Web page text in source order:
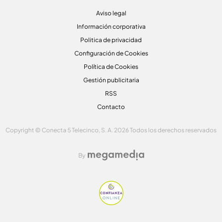
Aviso legal
Información corporativa
Politica de privacidad
Configuración de Cookies
Política de Cookies
Gestión publicitaria
RSS
Contacto
Copyright © Conecta 5 Telecinco, S. A. 2026 Todos los derechos reservados
By